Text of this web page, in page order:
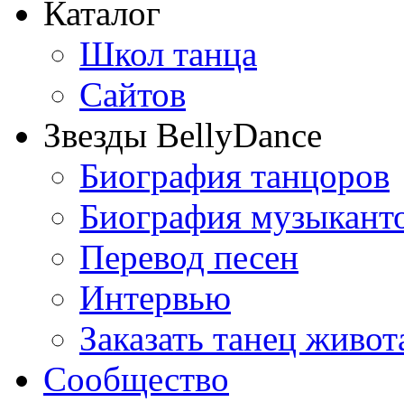
Каталог
Школ танца
Сайтов
Звезды BellyDance
Биография танцоров
Биография
Перевод песен
Интервью
Заказать танец
Сообщество